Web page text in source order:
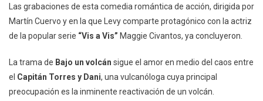
Las grabaciones de esta comedia romántica de acción, dirigida por
Martín Cuervo y en la que Levy comparte protagónico con la actriz
de la popular serie “Vis a Vis” Maggie Civantos, ya concluyeron.
La trama de Bajo un volcán sigue el amor en medio del caos entre
el Capitán Torres y Dani, una vulcanóloga cuya principal
preocupación es la inminente reactivación de un volcán.